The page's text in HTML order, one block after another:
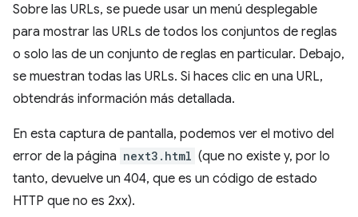
Sobre las URLs, se puede usar un menú desplegable
para mostrar las URLs de todos los conjuntos de reglas
o solo las de un conjunto de reglas en particular. Debajo,
se muestran todas las URLs. Si haces clic en una URL,
obtendrás información más detallada.
En esta captura de pantalla, podemos ver el motivo del
error de la página next3.html (que no existe y, por lo
tanto, devuelve un 404, que es un código de estado
HTTP que no es 2xx).